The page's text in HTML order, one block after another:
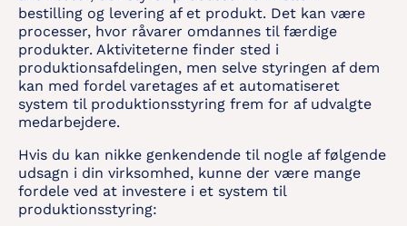
bestilling og levering af et produkt. Det kan være
processer, hvor råvarer omdannes til færdige
produkter. Aktiviteterne finder sted i
produktionsafdelingen, men selve styringen af dem
kan med fordel varetages af et automatiseret
system til produktionsstyring frem for af udvalgte
medarbejdere.
Hvis du kan nikke genkendende til nogle af følgende
udsagn i din virksomhed, kunne der være mange
fordele ved at investere i et system til
produktionsstyring: